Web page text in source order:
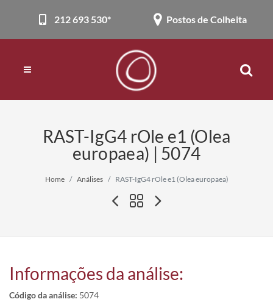
212 693 530* Postos de Colheita
RAST-IgG4 rOle e1 (Olea
europaea) | 5074
Home Análises RAST-IgG4 rOle e1 (Olea europaea)
Informações da análise:
Código da análise: 5074